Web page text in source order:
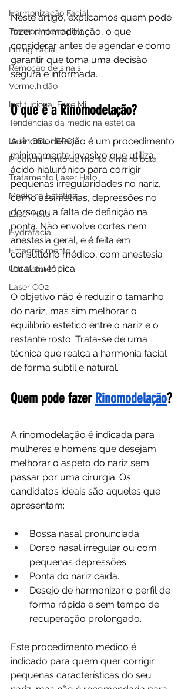
Harmonização Facial
Transplante capilar
Lifting Facial
Remoção de sinais
Vermelhidão
Institucional Face Mi
Tendências da medicina estética
Laser BBL HEROic
Preenchimento de mento e mandíbula
Tratamento llaser Halo
Medicina Estética
Laser Halo
Hydrafacial
Emagrecimento
Ultraformer
Laser CO2
Neste artigo, explicamos quem pode
fazer rinomodelação, o que
considerar antes de agendar e como
garantir que toma uma decisão
segura e informada.
O que é a Rinomodelação?
A rinomodelação é um procedimento
minimamente invasivo que utiliza
ácido hialurónico para corrigir
pequenas irregularidades no nariz,
como assimetrias, depressões no
dorso ou a falta de definição na
ponta. Não envolve cortes nem
anestesia geral, e é feita em
consultório médico, com anestesia
local ou tópica.
O objetivo não é reduzir o tamanho
do nariz, mas sim melhorar o
equilíbrio estético entre o nariz e o
restante rosto. Trata-se de uma
técnica que realça a harmonia facial
de forma subtil e natural.
Quem pode fazer Rinomodelação?
A rinomodelação é indicada para
mulheres e homens que desejam
melhorar o aspeto do nariz sem
passar por uma cirurgia. Os
candidatos ideais são aqueles que
apresentam:
Bossa nasal pronunciada.
Dorso nasal irregular ou com
pequenas depressões.
Ponta do nariz caída.
Desejo de harmonizar o perfil de
forma rápida e sem tempo de
recuperação prolongado.
Este procedimento médico é
indicado para quem quer corrigir
pequenas características do seu